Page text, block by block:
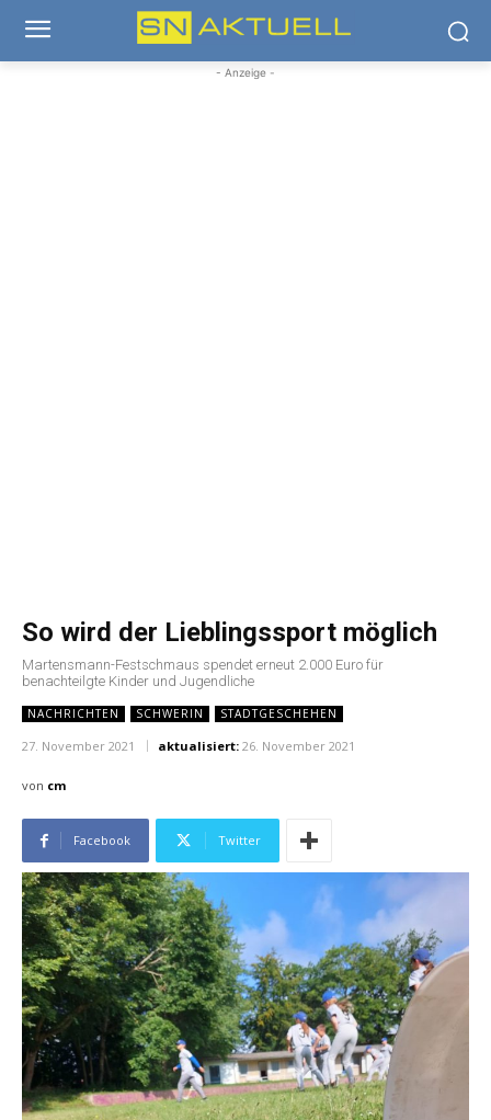
- Anzeige -
So wird der Lieblingssport möglich
Martensmann-Festschmaus spendet erneut 2.000 Euro für
benachteilgte Kinder und Jugendliche
NACHRICHTEN SCHWERIN STADTGESCHEHEN
27. November 2021 aktualisiert: 26. November 2021
von cm
Facebook Twitter